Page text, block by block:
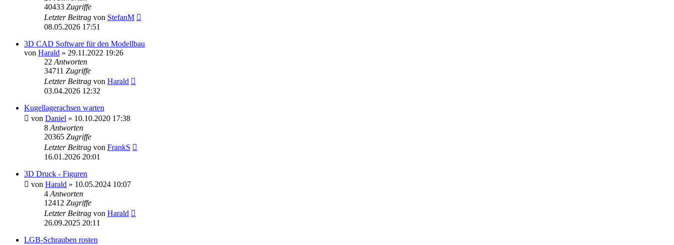
40433 Zugriffe
Letzter Beitrag von StefanM
08.05.2026 17:51
3D CAD Software für den Modellbau
von Harald » 29.11.2022 19:26
22 Antworten
34711 Zugriffe
Letzter Beitrag von Harald
03.04.2026 12:32
Kugellagerachsen warten
von Daniel » 10.10.2020 17:38
8 Antworten
20365 Zugriffe
Letzter Beitrag von FrankS
16.01.2026 20:01
3D Druck - Figuren
von Harald » 10.05.2024 10:07
4 Antworten
12412 Zugriffe
Letzter Beitrag von Harald
26.09.2025 20:11
LGB-Schrauben rosten